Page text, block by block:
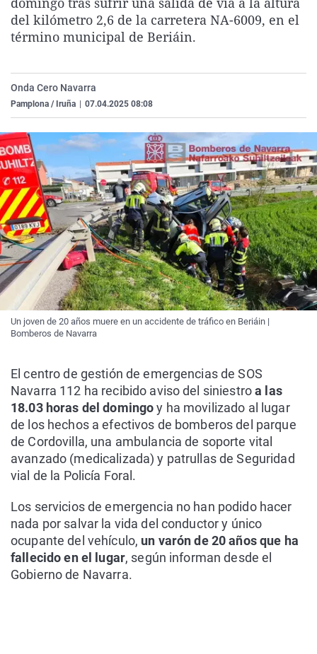
La rosa de los vientos
Caso
Extremadura
Virales
del kilómetro 2,6 de la carretera NA-6009, en el
término municipal de Beriáin.
Onda Cero Navarra
Pamplona / Iruña 07.04.2025 08:08
Un joven de 20 años muere en un accidente de tráfico en Beriáin |
Bomberos de Navarra
El centro de gestión de emergencias de SOS
Navarra 112 ha recibido aviso del siniestroa las
18.03 horas del domingoy ha movilizado al lugar
de los hechos a efectivos de bomberos del parque
de Cordovilla, una ambulancia de soporte vital
avanzado (medicalizada) y patrullas de Seguridad
vial de la Policía Foral.
Los servicios de emergencia no han podido hacer
nada por salvar la vida del conductor y único
ocupante del vehículo, un varón de 20 años que ha
fallecido en el lugar, según informan desde el
Gobierno de Navarra.